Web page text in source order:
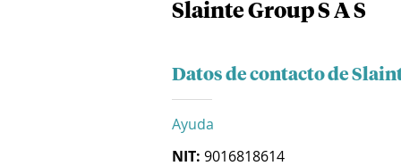
Slainte Group S A S
Datos de contacto de
Ayuda
NIT: 9016818614